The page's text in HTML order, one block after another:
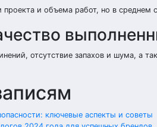
и объема работ, но в среднем
отсутствие запахов и шума, а
ключевые аспекты и советы